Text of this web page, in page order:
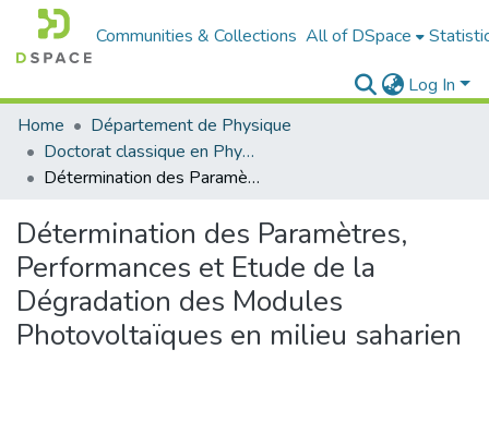
Communities & Collections All of DSpace
Log In
Home
Département de Physique
Doctorat classique en Physique
Détermination des Paramètres, Performances et Etude de la Dégradation des Modules Photovoltaïques en milieu saharien
Détermination des Paramètres,
Performances et Etude de la
Dégradation des Modules
Photovoltaïques en milieu saharien